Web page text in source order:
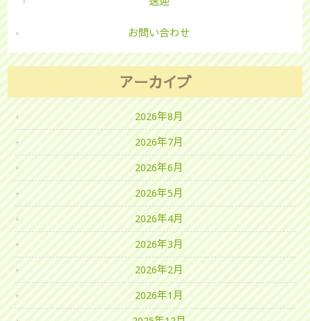
お問い合わせ
アーカイブ
2026年8月
2026年7月
2026年6月
2026年5月
2026年4月
2026年3月
2026年2月
2026年1月